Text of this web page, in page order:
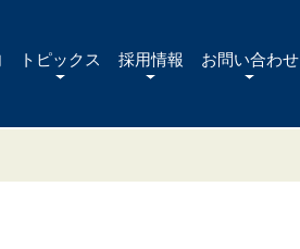
トピックス 採用情報 お問い合わせ